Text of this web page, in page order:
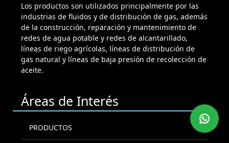
Los productos son utilizados principalmente por las
industrias de fluidos y de distribución de gas, además
de la construcción, reparación y mantenimiento de
redes de agua potable y redes de alcantarillado,
líneas de riego agrícolas, líneas de distribución de
gas natural y líneas de baja presión de recolección de
aceite.
Áreas de Interés
PRODUCTOS